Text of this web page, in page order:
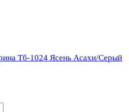
Тб-1024 Ясень Асахи/Серый